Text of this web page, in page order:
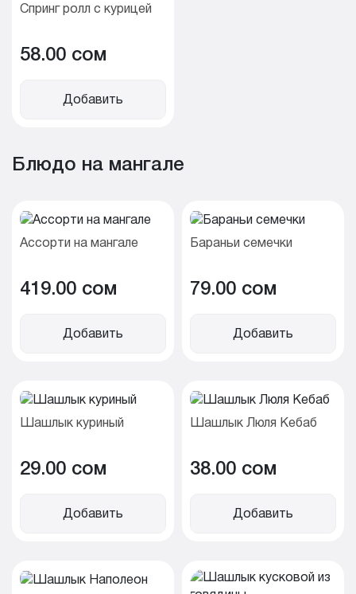
Спринг ролл с курицей
58.00 cом
Добавить
Блюдо на мангале
Ассорти на мангале
419.00 cом
Добавить
Бараньи семечки
79.00 cом
Добавить
Шашлык куриный
29.00 cом
Добавить
Шашлык Люля Кебаб
38.00 cом
Добавить